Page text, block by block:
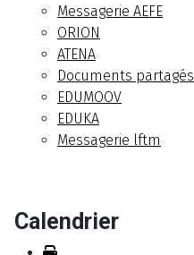
Messagerie AEFE
ORION
ATENA
Documents partagés
EDUMOOV
EDUKA
Messagerie lftm
Calendrier